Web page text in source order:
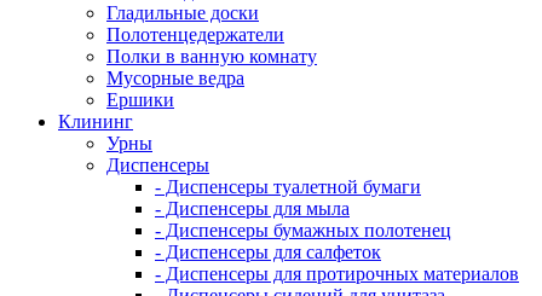
Гладильные доски
Полотенцедержатели
Полки в ванную комнату
Мусорные ведра
Ершики
Клининг
Урны
Диспенсеры
- Диспенсеры туалетной бумаги
- Диспенсеры для мыла
- Диспенсеры бумажных полотенец
- Диспенсеры для салфеток
- Диспенсеры для протирочных материалов